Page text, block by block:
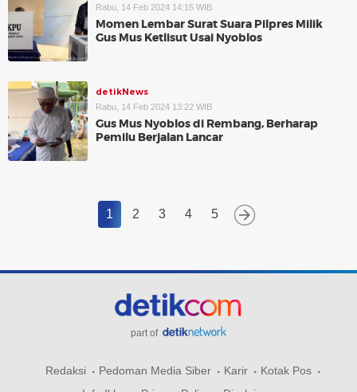
Rabu, 14 Feb 2024 14:15 WIB
Momen Lembar Surat Suara Pilpres Milik
Gus Mus Ketlisut Usai Nyoblos
detikNews
Rabu, 14 Feb 2024 13:22 WIB
Gus Mus Nyoblos di Rembang, Berharap
Pemilu Berjalan Lancar
1 2 3 4 5
part of
Redaksi Pedoman Media Siber Karir
Kotak Pos